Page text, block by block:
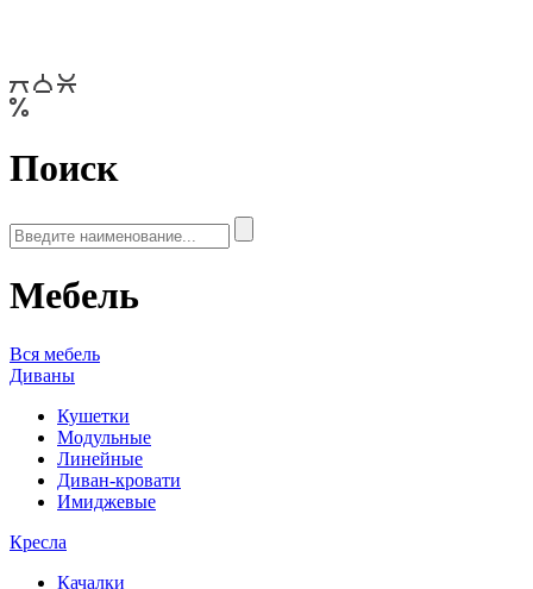
Поиск
Мебель
Вся мебель
Диваны
Кушетки
Модульные
Линейные
Диван-кровати
Имиджевые
Кресла
Качалки